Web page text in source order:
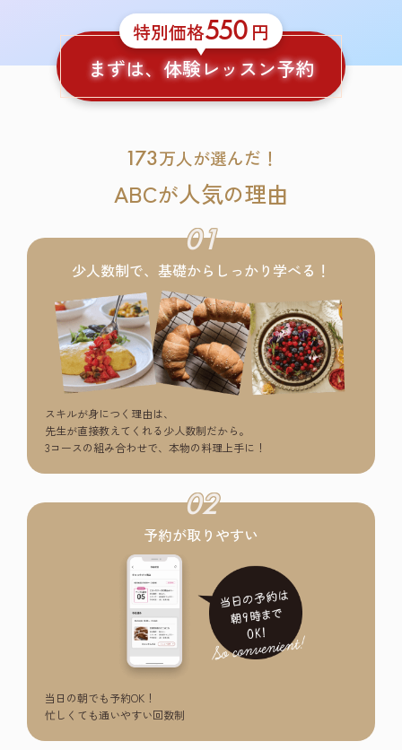
特別価格550 円
まずは、体験レッスン予約
173万人が選んだ！
ABCが人気の理由
01
少人数制で、基礎からしっかり学べる！
スキルが身につく理由は、
先生が直接教えてくれる少人数制だから。
3コースの組み合わせで、本物の料理上手に！
02
予約が取りやすい
当日の朝でも予約OK！
忙しくても通いやすい回数制